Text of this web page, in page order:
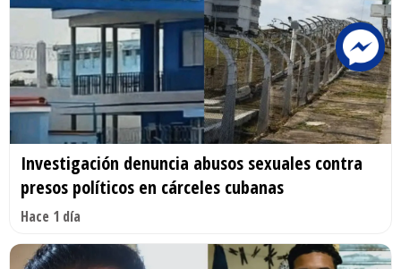
Investigación denuncia abusos sexuales contra
presos políticos en cárceles cubanas
Hace 1 día